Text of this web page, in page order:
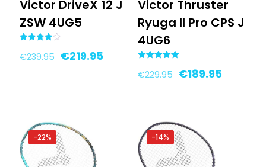
Victor DriveX 12 J
ZSW 4UG5
4.00
uit 5
€239.95 Oorspronkelijke
€219.95Huidige
Victor Thruster
Ryuga II Pro CPS J
4UG6
5.00
uit 5
€229.95 Oorspronkelijke
€189.95Huidige
-22% -14%